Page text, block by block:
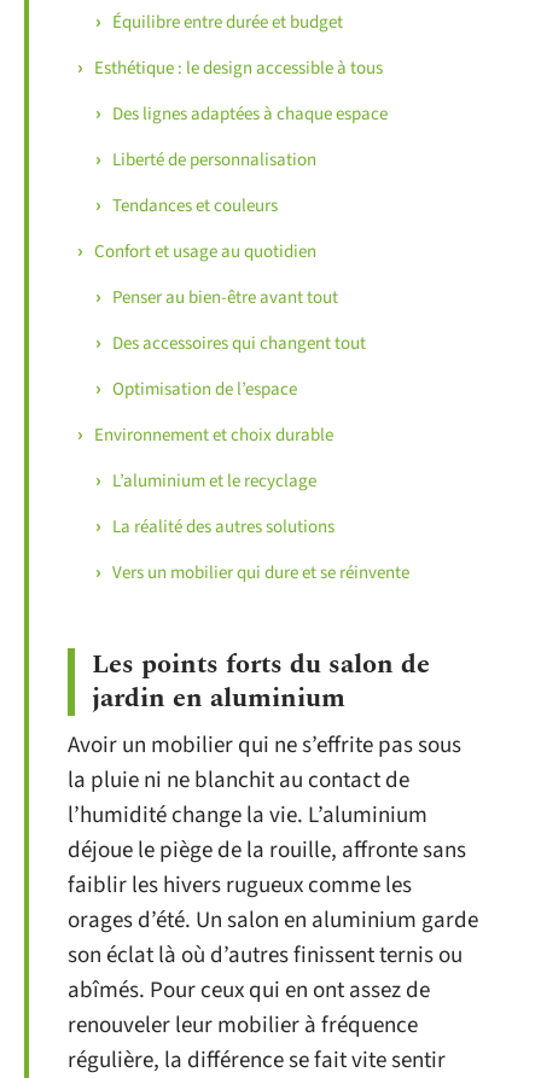
Équilibre entre durée et budget
Esthétique : le design accessible à tous
Des lignes adaptées à chaque espace
Liberté de personnalisation
Tendances et couleurs
Confort et usage au quotidien
Penser au bien-être avant tout
Des accessoires qui changent tout
Optimisation de l’espace
Environnement et choix durable
L’aluminium et le recyclage
La réalité des autres solutions
Vers un mobilier qui dure et se réinvente
Les points forts du salon de
jardin en aluminium
Avoir un mobilier qui ne s’effrite pas sous
la pluie ni ne blanchit au contact de
l’humidité change la vie. L’aluminium
déjoue le piège de la rouille, affronte sans
faiblir les hivers rugueux comme les
orages d’été. Un salon en aluminium garde
son éclat là où d’autres finissent ternis ou
abîmés. Pour ceux qui en ont assez de
renouveler leur mobilier à fréquence
régulière, la différence se fait vite sentir